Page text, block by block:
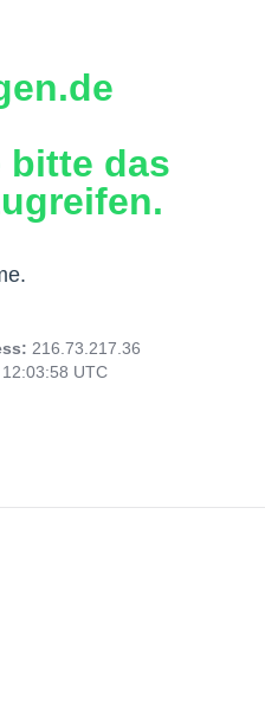
bitte das
216.73.217.36
UTC